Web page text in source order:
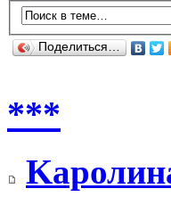
Поделиться…
***